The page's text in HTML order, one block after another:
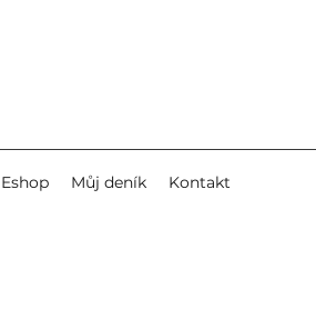
Eshop Můj deník Kontakt